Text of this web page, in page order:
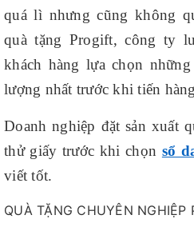
quá lì nhưng cũng không
quà tặng Progift, công ty
khách hàng lựa chọn
lượng nhất trước khi tiến
Doanh nghiệp đặt sản xuất
thử giấy trước khi chọn sổ
viết tốt.
QUÀ TẶNG CHUYÊN NGHIỆP